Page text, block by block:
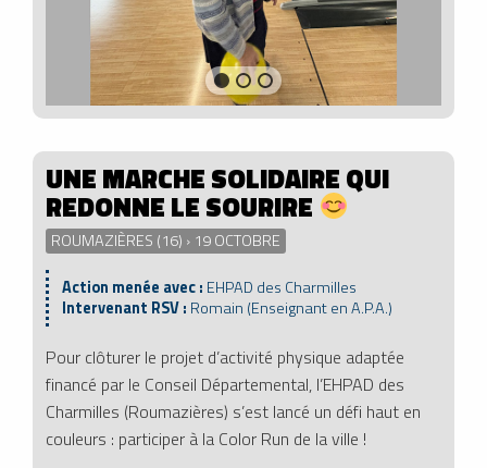
UNE MARCHE SOLIDAIRE QUI
REDONNE LE SOURIRE
ROUMAZIÈRES (16) › 19 OCTOBRE
Action menée avec : EHPAD des Charmilles
Intervenant RSV : Romain (Enseignant en A.P.A.)
Pour clôturer le projet d’activité physique adaptée
financé par le Conseil Départemental, l’EHPAD des
Charmilles (Roumazières) s’est lancé un défi haut en
couleurs : participer à la Color Run de la ville !